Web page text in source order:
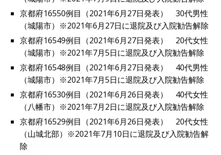
京都府16550例目（2021年6月27日発表） 30代男性
（城陽市）※2021年6月27日に退院及び入院勧告解除
京都府16549例目（2021年6月27日発表） 20代女性
（城陽市）※2021年7月5日に退院及び入院勧告解除
京都府16548例目（2021年6月27日発表） 40代男性
（城陽市）※2021年7月5日に退院及び入院勧告解除
京都府16530例目（2021年6月26日発表） 40代女性
（八幡市）※2021年7月2日に退院及び入院勧告解除
京都府16529例目（2021年6月26日発表） 20代女性
（山城北部）※2021年7月10日に退院及び入院勧告解
除